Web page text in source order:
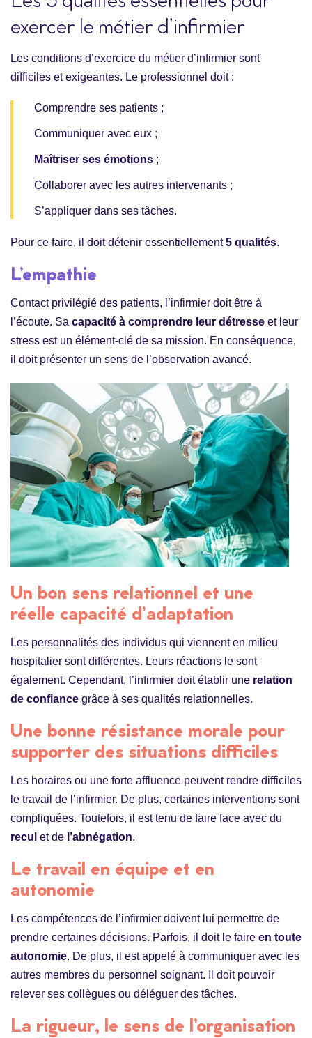
exercer le métier d’infirmier
Les conditions d’exercice du métier d’infirmier sont
difficiles et exigeantes. Le professionnel doit :
Comprendre ses patients ;
Communiquer avec eux ;
Maîtriser ses émotions ;
Collaborer avec les autres intervenants ;
S’appliquer dans ses tâches.
Pour ce faire, il doit détenir essentiellement5 qualités.
L’empathie
Contact privilégié des patients, l’infirmier doit être à
l’écoute. Sa capacité à comprendre leur détresse et leur
stress est un élément-clé de sa mission. En conséquence,
il doit présenter un sens de l’observation avancé.
Un bon sens relationnel et une
réelle capacité d’adaptation
Les personnalités des individus qui viennent en milieu
hospitalier sont différentes. Leurs réactions le sont
également. Cependant, l’infirmier doit établir une relation
de confiance grâce à ses qualités relationnelles.
Une bonne résistance morale pour
supporter des situations difficiles
Les horaires ou une forte affluence peuvent rendre difficiles
le travail de l’infirmier. De plus, certaines interventions sont
compliquées. Toutefois, il est tenu de faire face avec du
recul et de l’abnégation.
Le travail en équipe et en
autonomie
Les compétences de l’infirmier doivent lui permettre de
prendre certaines décisions. Parfois, il doit le faire en toute
autonomie. De plus, il est appelé à communiquer avec les
autres membres du personnel soignant. Il doit pouvoir
relever ses collègues ou déléguer des tâches.
La rigueur, le sens de l’organisation